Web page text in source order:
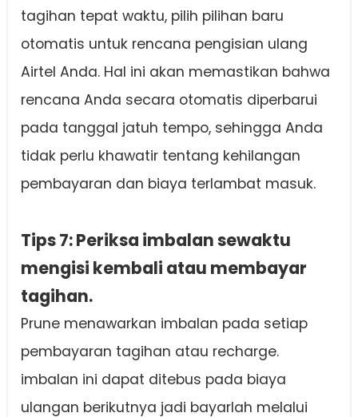
tagihan tepat waktu, pilih pilihan baru
otomatis untuk rencana pengisian ulang
Airtel Anda. Hal ini akan memastikan bahwa
rencana Anda secara otomatis diperbarui
pada tanggal jatuh tempo, sehingga Anda
tidak perlu khawatir tentang kehilangan
pembayaran dan biaya terlambat masuk.
Tips 7: Periksa imbalan sewaktu
mengisi kembali atau membayar
tagihan.
Prune menawarkan imbalan pada setiap
pembayaran tagihan atau recharge.
imbalan ini dapat ditebus pada biaya
ulangan berikutnya jadi bayarlah melalui